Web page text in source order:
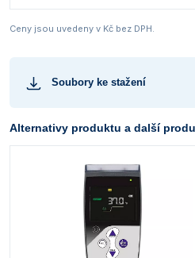
Ceny jsou uvedeny v Kč bez DPH.
Soubory ke stažení
Alternativy produktu a další